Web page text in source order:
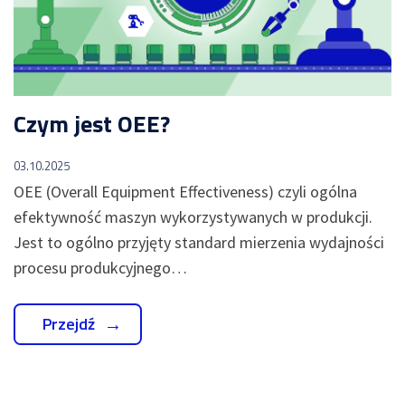
SKRÓTY
Moduły
Nexelem
Twój
ERP
dla
Zapisz
się
na
Meetup
Produkcyjny
Sprawdź
produkcji
WMS
WYDAJNOŚĆ
monitorowania
maszyn
oraz
linii
(IOT)
monitorowania
-
Automatyzacja
kalkulacji
zleceń
produkcyjnych
w
firmie
Etyflex
etykiet
opakowań
Jak
skutecznie
safety
Obniżenie
kosztów
operacyjnych
Czym jest OEE?
03.10.2025
OEE (Overall Equipment Effectiveness) czyli ogólna
efektywność maszyn wykorzystywanych w produkcji.
Jest to ogólno przyjęty standard mierzenia wydajności
procesu produkcyjnego…
Przejdź